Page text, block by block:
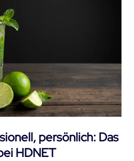
persönlich: Das
HDNET